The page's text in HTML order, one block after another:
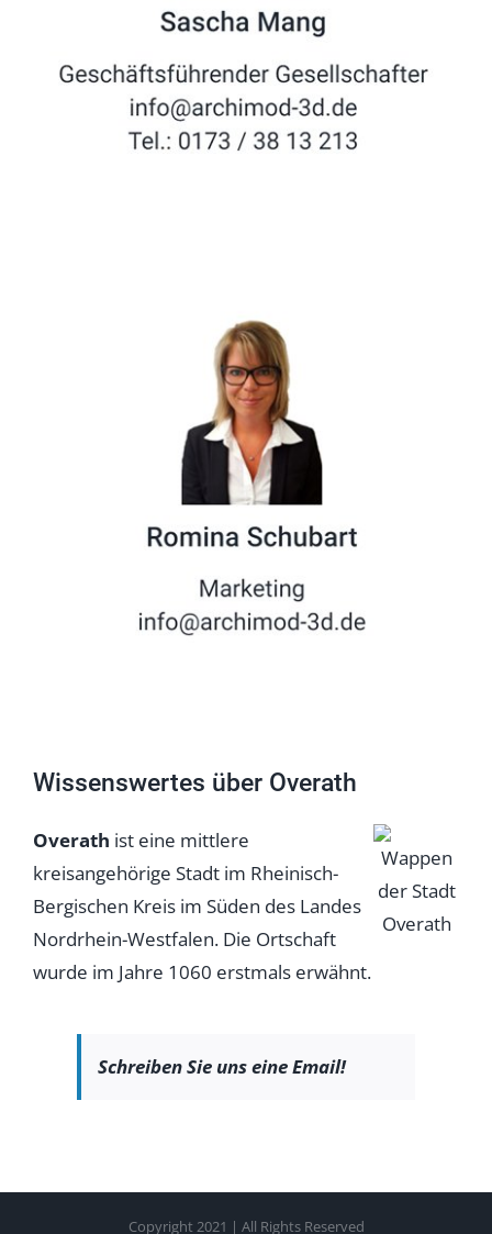
Wissenswertes über Overath
Overath ist eine mittlere
kreisangehörige Stadt im Rheinisch-
Bergischen Kreis im Süden des Landes
Nordrhein-Westfalen. Die Ortschaft
wurde im Jahre 1060 erstmals erwähnt.
Schreiben Sie uns eine Email!
Copyright 2021 | All Rights Reserved